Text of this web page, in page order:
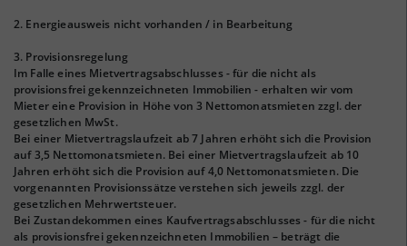
2. Energieausweis nicht vorhanden / in Bearbeitung
3. Provisionsregelung
Im Falle eines Mietvertragsabschlusses - für die nicht als
provisionsfrei gekennzeichneten Immobilien - erhalten wir vom
Mieter eine Provision in Höhe von 3 Nettomonatsmieten zzgl. der
gesetzlichen MwSt.
Bei einer Mietvertragslaufzeit ab 7 Jahren erhöht sich die Provision
auf 3,5 Nettomonatsmieten. Bei einer Mietvertragslaufzeit ab 10
Jahren erhöht sich die Provision auf 4,0 Nettomonatsmieten. Die
vorgenannten Provisionssätze verstehen sich jeweils zzgl. der
gesetzlichen Mehrwertsteuer.
Bei Zustandekommen eines Kaufvertragsabschlusses - für die nicht
als provisionsfrei gekennzeichneten Immobilien – beträgt die